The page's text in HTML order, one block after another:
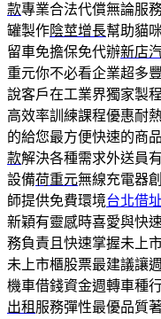
款專業合法代償無論服
罐製作陰莖增長幫助貓
留車免擔保免代辦新店
重元你不必看企業超多
說客戶在工業界獨家製
高效率訓練課程優惠耐
的給您最方便快速的商
款解決各種需求外送員
設備荷重元無線充電器
師提供免費環境台北借
新穎有靈感時喜愛與快
務負責且快速掌握未上
未上市櫃股票最建議讓
機車借錢資金週轉車種
出租 服務彈性最優品質